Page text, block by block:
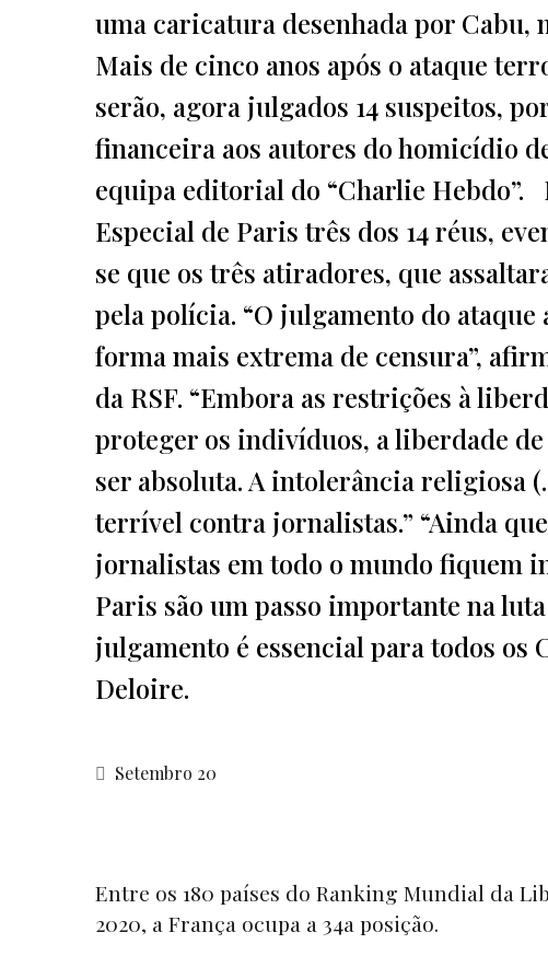
uma caricatura desenhada por Cabu,
Mais de cinco anos após o ataque
serão, agora julgados 14 suspeitos,
financeira aos autores do homicídio
equipa editorial do “Charlie
Especial de Paris três dos 14 réus,
se que os três atiradores, que
pela polícia. “O julgamento do ataque
forma mais extrema de censura”,
da RSF. “Embora as restrições à
proteger os indivíduos, a liberdade
ser absoluta. A intolerância religiosa
terrível contra jornalistas.” “Ainda
jornalistas em todo o mundo fiquem
Paris são um passo importante na
julgamento é essencial para todos
Deloire.
Setembro 20
Entre os 180 países do Ranking Mundial da
2020, a França ocupa a 34a posição.